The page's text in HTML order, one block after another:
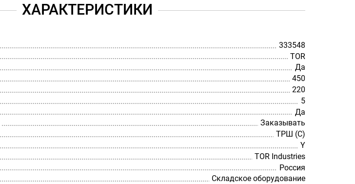
ХАРАКТЕРИСТИКИ
333548
TOR
Да
450
220
5
Да
Заказывать
ТРШ (С)
Y
TOR Industries
Россия
Складское оборудование